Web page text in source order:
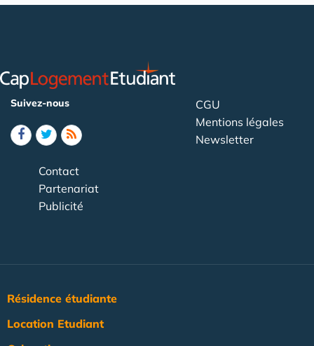
Suivez-nous
CGU
Mentions légales
Newsletter
Contact
Partenariat
Publicité
Résidence étudiante
Location Etudiant